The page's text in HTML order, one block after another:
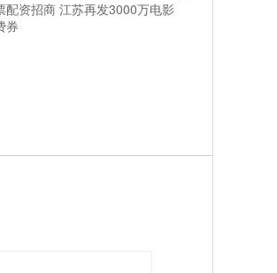
配资招商 江苏再发3000万电影
券